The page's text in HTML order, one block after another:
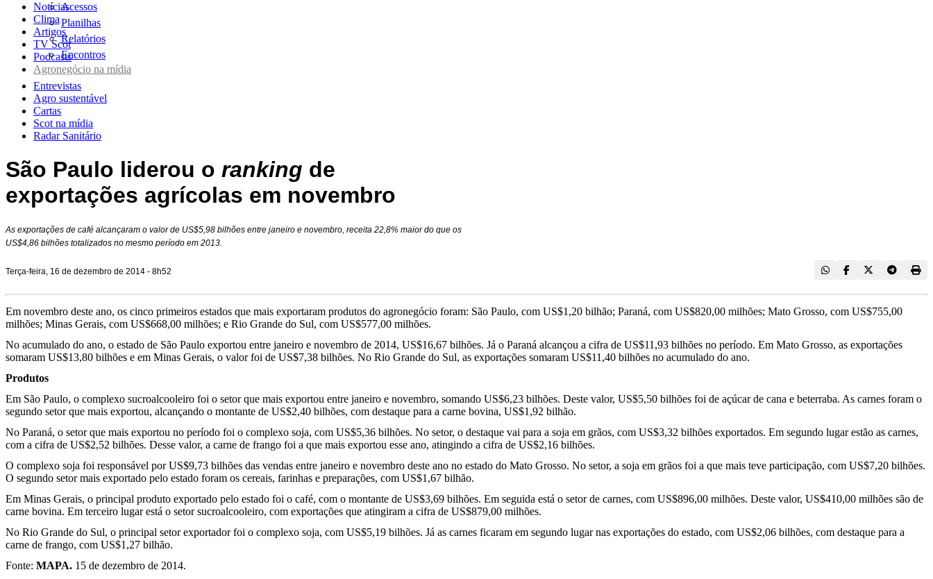
Acessos
Planilhas
Relatórios
Encontros
Notícias
Clima
Artigos
TV Scot
Podcasts
Agronegócio na mídia
Entrevistas
Agro sustentável
Cartas
Scot na mídia
Radar Sanitário
São Paulo liderou o ranking de
exportações agrícolas em novembro
As exportações de café alcançaram o valor de US$5,98 bilhões entre janeiro e novembro, receita 22,8% maior do que os
US$4,86 bilhões totalizados no mesmo período em 2013.
Terça-feira, 16 de dezembro de 2014 - 8h52
Em novembro deste ano, os cinco primeiros estados que mais exportaram produtos do agronegócio foram: São Paulo, com US$1,20 bilhão; Paraná, com US$820,00 milhões; Mato Grosso, com US$755,00
milhões; Minas Gerais, com US$668,00 milhões; e Rio Grande do Sul, com US$577,00 milhões.
No acumulado do ano, o estado de São Paulo exportou entre janeiro e novembro de 2014, US$16,67 bilhões. Já o Paraná alcançou a cifra de US$11,93 bilhões no período. Em Mato Grosso, as exportações
somaram US$13,80 bilhões e em Minas Gerais, o valor foi de US$7,38 bilhões. No Rio Grande do Sul, as exportações somaram US$11,40 bilhões no acumulado do ano.
Produtos
Em São Paulo, o complexo sucroalcooleiro foi o setor que mais exportou entre janeiro e novembro, somando US$6,23 bilhões. Deste valor, US$5,50 bilhões foi de açúcar de cana e beterraba. As carnes foram o
segundo setor que mais exportou, alcançando o montante de US$2,40 bilhões, com destaque para a carne bovina, US$1,92 bilhão.
No Paraná, o setor que mais exportou no período foi o complexo soja, com US$5,36 bilhões. No setor, o destaque vai para a soja em grãos, com US$3,32 bilhões exportados. Em segundo lugar estão as carnes,
com a cifra de US$2,52 bilhões. Desse valor, a carne de frango foi a que mais exportou esse ano, atingindo a cifra de US$2,16 bilhões.
O complexo soja foi responsável por US$9,73 bilhões das vendas entre janeiro e novembro deste ano no estado do Mato Grosso. No setor, a soja em grãos foi a que mais teve participação, com US$7,20 bilhões.
O segundo setor mais exportado pelo estado foram os cereais, farinhas e preparações, com US$1,67 bilhão.
Em Minas Gerais, o principal produto exportado pelo estado foi o café, com o montante de US$3,69 bilhões. Em seguida está o setor de carnes, com US$896,00 milhões. Deste valor, US$410,00 milhões são de
carne bovina. Em terceiro lugar está o setor sucroalcooleiro, com exportações que atingiram a cifra de US$879,00 milhões.
No Rio Grande do Sul, o principal setor exportador foi o complexo soja, com US$5,19 bilhões. Já as carnes ficaram em segundo lugar nas exportações do estado, com US$2,06 bilhões, com destaque para a
carne de frango, com US$1,27 bilhão.
Fonte: MAPA. 15 de dezembro de 2014.